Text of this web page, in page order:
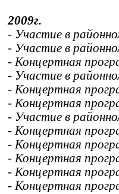
2009г.
- Участие в
- Участие в
- Концертная
- Участие в
- Концертная
- Концертная
- Участие в
- Концертная
- Концертная
- Концертная
- Концертная
- Концертная